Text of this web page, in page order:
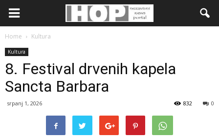
Home Kultura
Kultura
8. Festival drvenih kapela
Sancta Barbara
srpanj 1, 2026 0
832